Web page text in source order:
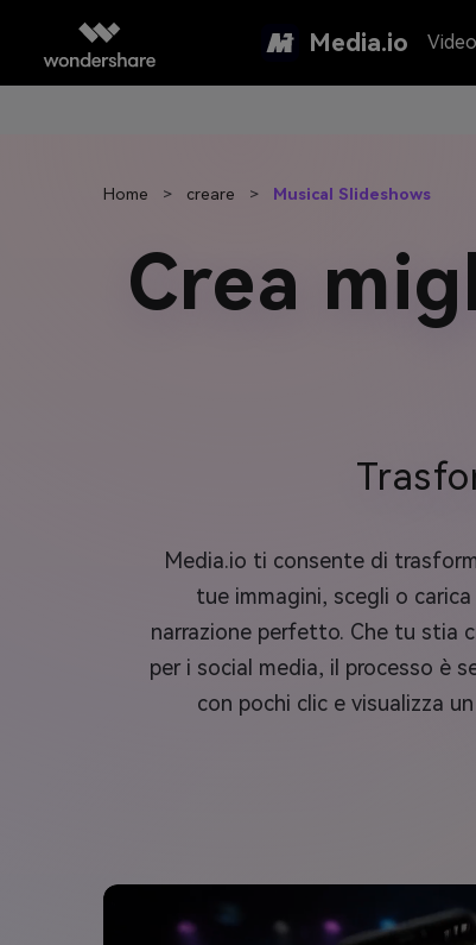
Media.io Video
Home > creare > Musical Slideshows
Crea
Media.io ti consente di
tue immagini, scegli o
narrazione perfetto. Che tu stia
per i social media, il processo è
con pochi clic e visualizza